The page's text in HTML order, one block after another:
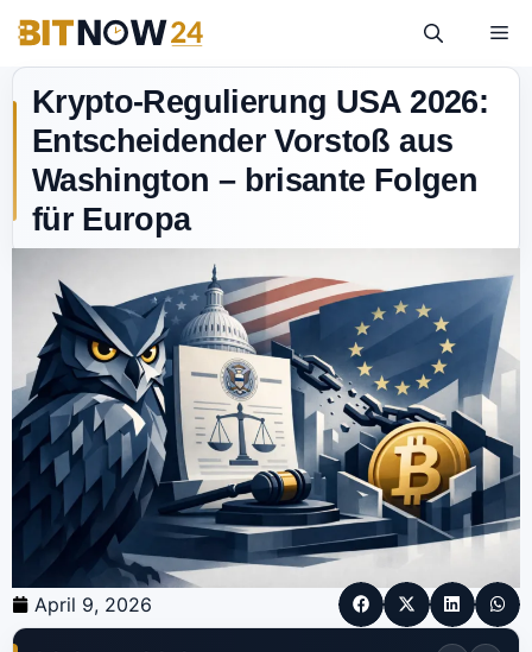
Krypto-Regulierung USA 2026:
Entscheidender Vorstoß aus
Washington – brisante Folgen
für Europa
April 9, 2026